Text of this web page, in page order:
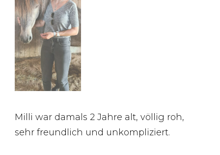
Milli war damals 2 Jahre alt, völlig roh,
sehr freundlich und unkompliziert.